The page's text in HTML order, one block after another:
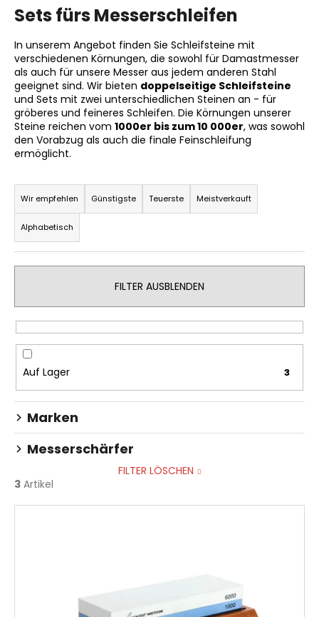
Sets fürs Messerschleifen
In unserem Angebot finden Sie Schleifsteine mit
verschiedenen Körnungen, die sowohl für Damastmesser
als auch für unsere Messer aus jedem anderen Stahl
geeignet sind. Wir bieten doppelseitige Schleifsteine
und Sets mit zwei unterschiedlichen Steinen an - für
gröberes und feineres Schleifen. Die Körnungen unserer
Steine reichen vom 1000er bis zum 10 000er, was sowohl
den Vorabzug als auch die finale Feinschleifung
ermöglicht.
P
o
d
u
s
o
r
i
e
r
u
g
Wir empfehlen Günstigste Teuerste Meistverkauft
Alphabetisch
FILTER AUSBLENDEN
Auf Lager 3
Marken
Messerschärfer
FILTER LÖSCHEN
3 Artikel
L
SUCHEN
W
i
r
e
m
p
f
e
h
e
n